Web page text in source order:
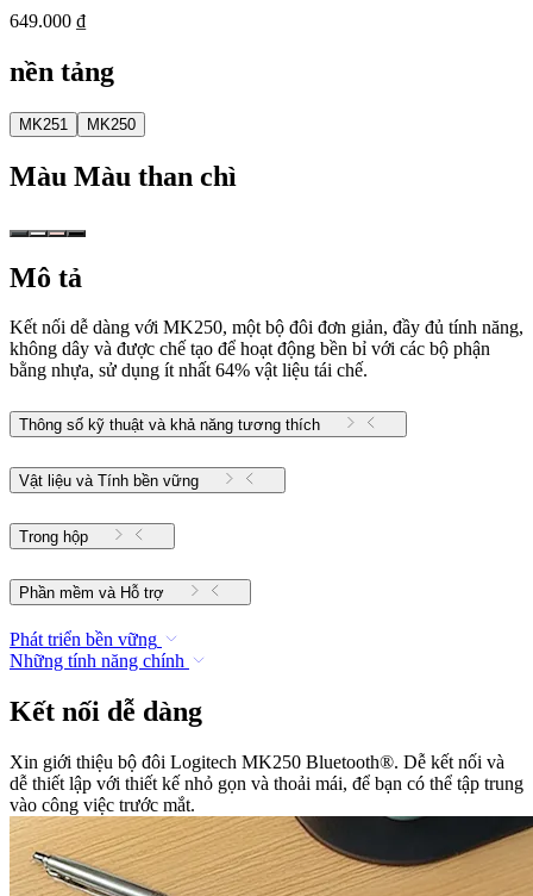
649.000 ₫
nền tảng
MK251 MK250
Màu Màu than chì
Mô tả
Kết nối dễ dàng với MK250, một bộ đôi đơn giản, đầy đủ tính năng,
không dây và được chế tạo để hoạt động bền bỉ với các bộ phận
bằng nhựa, sử dụng ít nhất 64% vật liệu tái chế.
Thông số kỹ thuật và khả năng tương thích
Vật liệu và Tính bền vững
Trong hộp
Phần mềm và Hỗ trợ
Phát triển bền vững
Những tính năng chính
Kết nối dễ dàng
Xin giới thiệu bộ đôi Logitech MK250 Bluetooth®. Dễ kết nối và
dễ thiết lập với thiết kế nhỏ gọn và thoải mái, để bạn có thể tập trung
vào công việc trước mắt.